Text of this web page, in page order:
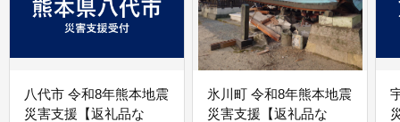
八代市 令和8年熊本地震
災害支援【返礼品な
氷川町 令和8年熊本地震
災害支援【返礼品な